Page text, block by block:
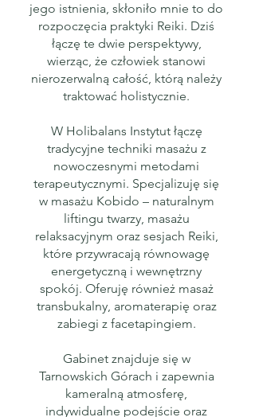
jego istnienia, skłoniło mnie to do
rozpoczęcia praktyki Reiki. Dziś
łączę te dwie perspektywy,
wierząc, że człowiek stanowi
nierozerwalną całość, którą należy
traktować holistycznie.
W Holibalans Instytut łączę
tradycyjne techniki masażu z
nowoczesnymi metodami
terapeutycznymi. Specjalizuję się
w masażu Kobido – naturalnym
liftingu twarzy, masażu
relaksacyjnym oraz sesjach Reiki,
które przywracają równowagę
energetyczną i wewnętrzny
spokój. Oferuję również masaż
transbukalny, aromaterapię oraz
zabiegi z facetapingiem.
Gabinet znajduje się w
Tarnowskich Górach i zapewnia
kameralną atmosferę,
indywidualne podejście oraz